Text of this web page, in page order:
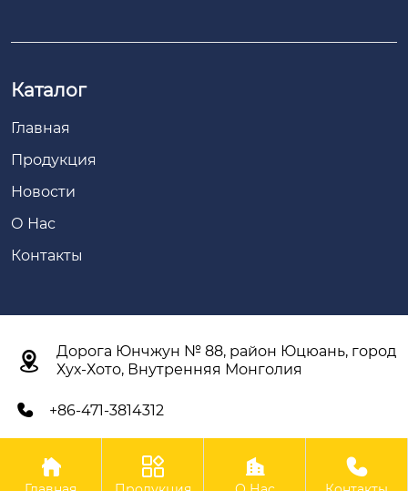
Каталог
Главная
Продукция
Новости
О Нас
Контакты

Дорога Юнчжун № 88, район Юцюань, город
Хух-Хото, Внутренняя Монголия
 +86-471-3814312
Авторское право©ООО Внутренняя Монголия Синьян
   